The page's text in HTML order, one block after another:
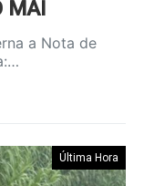
MAI
a Nota de
Última Hora